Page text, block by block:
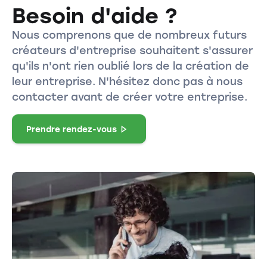
Besoin d'aide ?
Nous comprenons que de nombreux futurs
créateurs d'entreprise souhaitent s'assurer
qu'ils n'ont rien oublié lors de la création de
leur entreprise. N'hésitez donc pas à nous
contacter avant de créer votre entreprise.
Prendre rendez-vous